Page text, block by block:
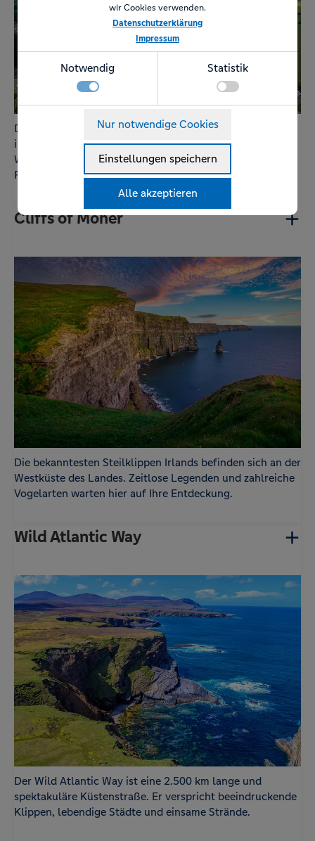
wir Cookies verwenden.
Datenschutzerklärung
Impressum
Notwendig Statistik
Technisch notwendige Funktionen, wie das speichern
Ihrer Cookie-Einstellungen für diese Website.
Statistik- und Marketing-Tools betreiben zu können um
um Optimierungen für Sie umsetzen zu können.
Anbieter Zweck
www.volksbank-
reisebuero.de
Speichert Ihren Zustimmungsstatus für Cookies
auf der aktuellen Domäne.
setzt zum Schutz und Identifizierung
zufallsgenerierte Cookies ein.
Statistik
Name Anbieter Zweck
- Google
Der Google Tag Manager von Google setzt ein
cookieloses Tracking ein.
Nur notwendige Cookies
Einstellungen speichern
Alle akzeptieren
Der Rock of Cashel ist ein einzigartiges Monument
irischer Gesichte. Der 65 Meter hohe Berg gilt als irisches
Wahrzeichen. Im Altertum wurde er schon als Sitz von
Feen und Geistern verehrt.
Cliffs of Moher
Die bekanntesten Steilklippen Irlands befinden sich an der
Westküste des Landes. Zeitlose Legenden und zahlreiche
Vogelarten warten hier auf Ihre Entdeckung.
Wild Atlantic Way
Der Wild Atlantic Way ist eine 2.500 km lange und
spektakuläre Küstenstraße. Er verspricht beeindruckende
Klippen, lebendige Städte und einsame Strände.